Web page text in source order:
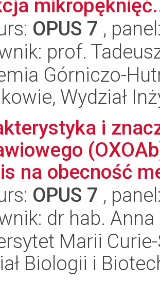
OPUS 7 ,
prof.
Górniczo-
Wydział
i
na obecność
OPUS 7 ,
dr hab.
Marii
Biologii i